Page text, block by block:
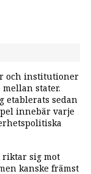
och institutioner
stater.
etablerats sedan
innebär varje
riktar sig mot
kanske främst